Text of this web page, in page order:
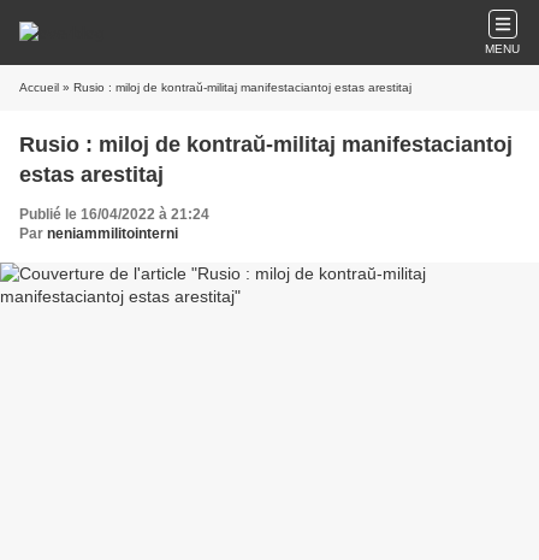
MENU
Accueil » Rusio : miloj de kontraŭ-militaj manifestaciantoj estas arestitaj
Rusio : miloj de kontraŭ-militaj manifestaciantoj
estas arestitaj
Publié le 16/04/2022 à 21:24
Par neniammilitointerni